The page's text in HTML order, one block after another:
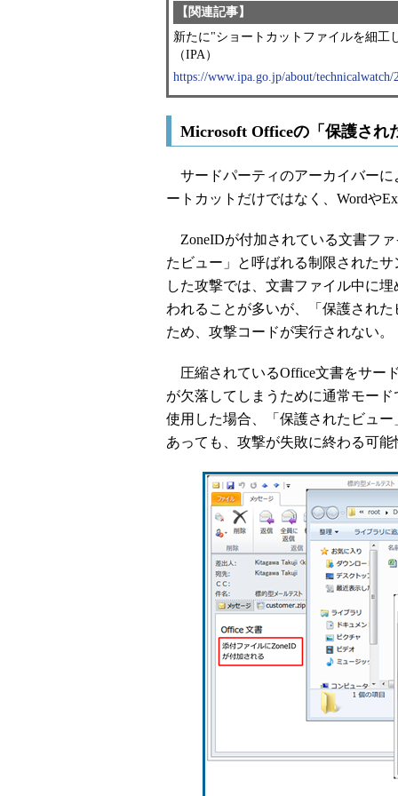
【関連記事】
新たに"ショートカットファイルを細工
（IPA）
https://www.ipa.go.jp/about/technicalwatch/
Microsoft Officeの「保護され
サードパーティのアーカイバーに
ートカットだけではなく、Wordや
ZoneIDが付加されている文書ファ
たビュー」と呼ばれる制限された
した攻撃では、文書ファイル中に
われることが多いが、「保護され
ため、攻撃コードが実行されない。
圧縮されているOffice文書をサー
が欠落してしまうために通常モー
使用した場合、「保護されたビュ
あっても、攻撃が失敗に終わる可